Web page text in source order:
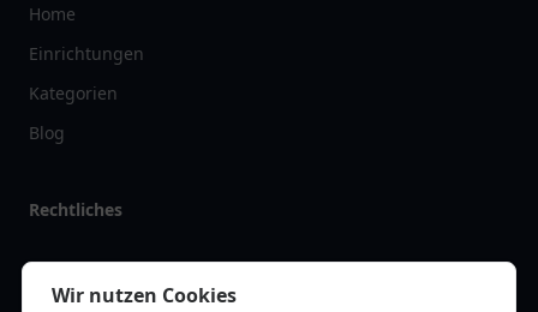
Home
Einrichtungen
Kategorien
Blog
Rechtliches
Impressum
Wir nutzen Cookies